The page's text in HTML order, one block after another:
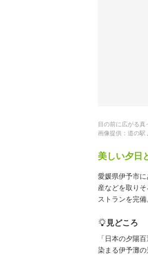
目の前に広がる真
画像提供：道の駅
美しい夕日
愛媛県伊予市
産などを取り
ストランを完備
見どころ
「日本の夕陽
染まる伊予灘の